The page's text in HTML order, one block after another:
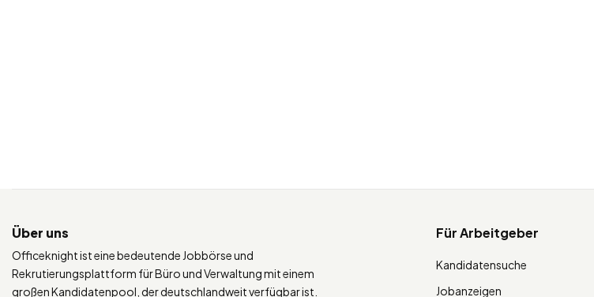
Über uns
Officeknight ist eine bedeutende Jobbörse und
Rekrutierungsplattform für Büro und Verwaltung mit einem
großen Kandidatenpool, der deutschlandweit verfügbar ist.
Für Arbeitgeber
Kandidatensuche
Jobanzeigen